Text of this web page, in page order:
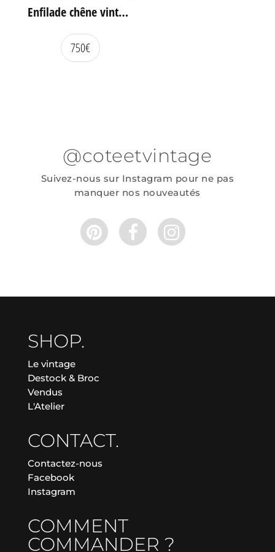
Enfilade chêne vintage portes coulissantes
750€
@coteetvintage
Suivez-nous sur Instagram pour ne pas
manquer nos nouveautés
SHOP.
Le vintage
Destock & Broc
Vendus
L'Atelier
CONTACT.
Contactez-nous
Facebook
Instagram
COMMENT
COMMANDER ?